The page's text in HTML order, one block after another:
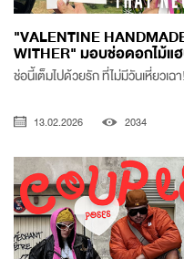
"VALENTINE
WITHER" มอบช่อดอกไม้แ
ช่อนี้เต็มไปด้วยรัก ที่ไม่มีวันเหี่ยวเฉา!
13.02.2026 2034